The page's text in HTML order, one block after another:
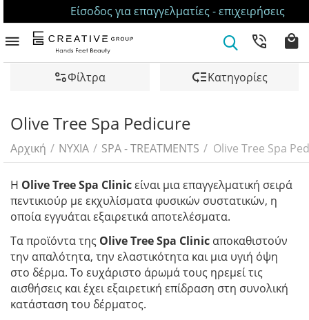
Είσοδος για επαγγελματίες - επιχειρήσεις
Φίλτρα Κατηγορίες
Olive Tree Spa Pedicure
Αρχική / ΝΥΧΙΑ / SPA - TREATMENTS / Olive Tree Spa
Η Olive Tree Spa Clinicείναι μια επαγγελματική σειρά
πεντικιούρ με εκχυλίσματα φυσικών συστατικών, η
οποία εγγυάται εξαιρετικά αποτελέσματα.
Τα προϊόντα της Olive Tree Spa Clinic αποκαθιστούν
την απαλότητα, την ελαστικότητα και μια υγιή όψη
στο δέρμα. Το ευχάριστο άρωμά τους ηρεμεί τις
αισθήσεις και έχει εξαιρετική επίδραση στη συνολική
κατάσταση του δέρματος.